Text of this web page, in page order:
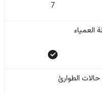
7
العمياء
حالات الطوارئ